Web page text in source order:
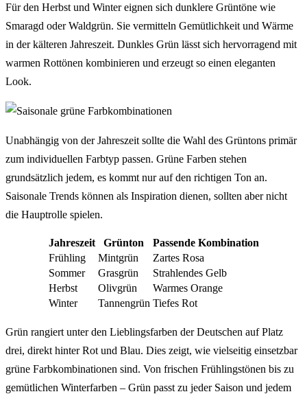
Für den Herbst und Winter eignen sich dunklere Grüntöne wie
Smaragd oder Waldgrün. Sie vermitteln Gemütlichkeit und Wärme
in der kälteren Jahreszeit. Dunkles Grün lässt sich hervorragend mit
warmen Rottönen kombinieren und erzeugt so einen eleganten
Look.
Unabhängig von der Jahreszeit sollte die Wahl des Grüntons primär
zum individuellen Farbtyp passen. Grüne Farben stehen
grundsätzlich jedem, es kommt nur auf den richtigen Ton an.
Saisonale Trends können als Inspiration dienen, sollten aber nicht
die Hauptrolle spielen.
Jahreszeit Grünton
Passende Kombination
Frühling
Mintgrün
Zartes Rosa
Sommer
Grasgrün
Strahlendes Gelb
Herbst
Olivgrün
Warmes Orange
Winter
Tannengrün Tiefes Rot
Grün rangiert unter den Lieblingsfarben der Deutschen auf Platz
drei, direkt hinter Rot und Blau. Dies zeigt, wie vielseitig einsetzbar
grüne Farbkombinationen sind. Von frischen Frühlingstönen bis zu
gemütlichen Winterfarben – Grün passt zu jeder Saison und jedem